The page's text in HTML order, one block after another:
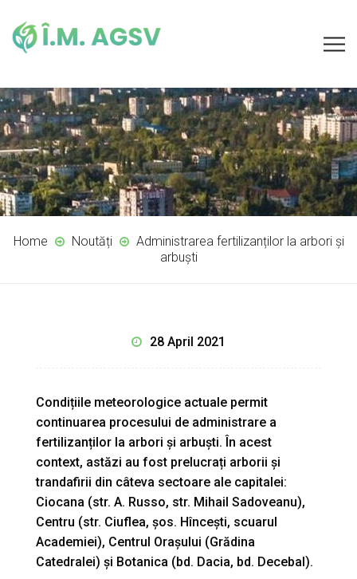
Home Noutăți
Administrarea fertilizanților la arbori și
arbuști
28 April 2021
Condițiile meteorologice actuale permit
continuarea procesului de administrare a
fertilizanților la arbori și arbuști. În acest
context, astăzi au fost prelucrați arborii și
trandafirii din câteva sectoare ale capitalei:
Ciocana (str. A. Russo, str. Mihail Sadoveanu),
Centru (str. Ciuflea, șos. Hîncești, scuarul
Academiei), Centrul Orașului (Grădina
Catedralei) și Botanica (bd. Dacia, bd. Decebal).